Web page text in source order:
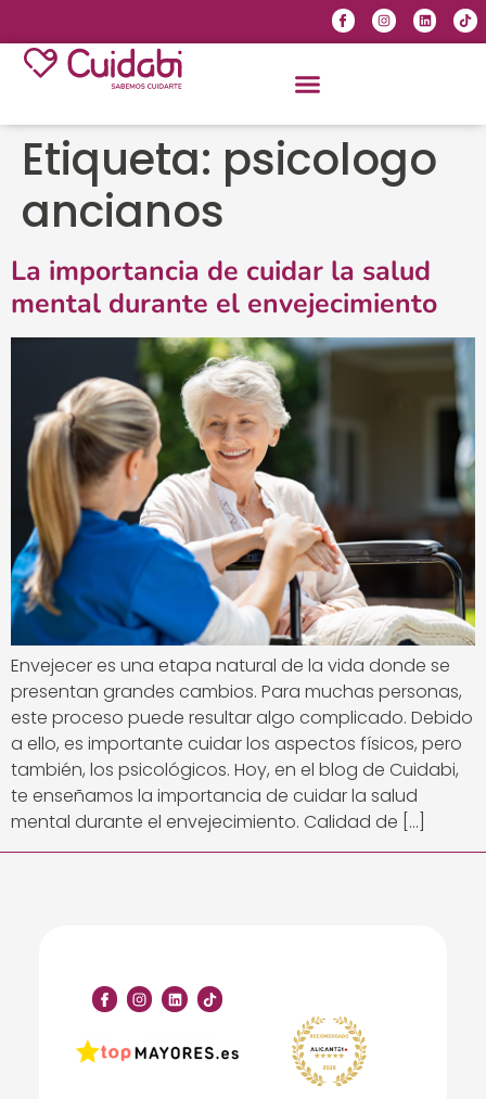
Etiqueta: psicologo
ancianos
La importancia de cuidar la salud
mental durante el envejecimiento
Envejecer es una etapa natural de la vida donde se
presentan grandes cambios. Para muchas personas,
este proceso puede resultar algo complicado. Debido
a ello, es importante cuidar los aspectos físicos, pero
también, los psicológicos. Hoy, en el blog de Cuidabi,
te enseñamos la importancia de cuidar la salud
mental durante el envejecimiento. Calidad de […]